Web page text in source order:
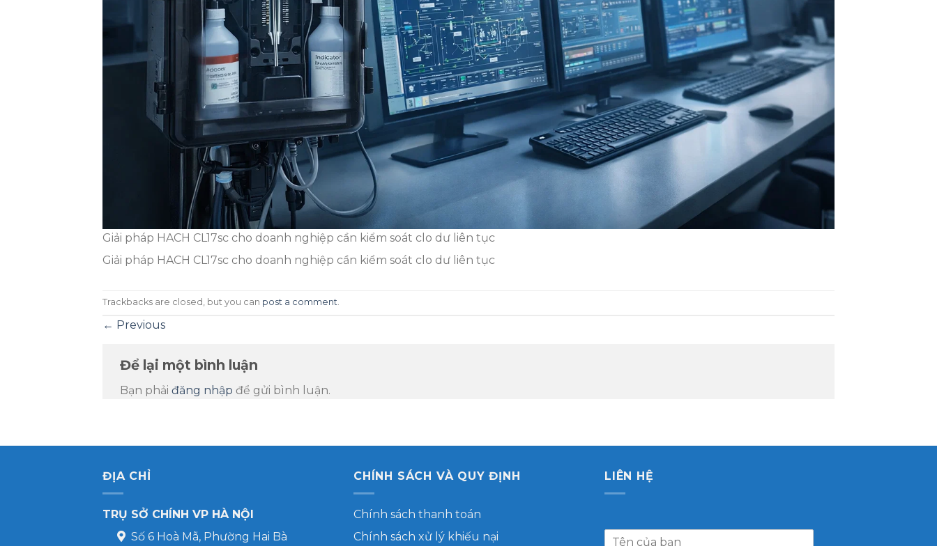
Giải pháp HACH CL17sc cho doanh nghiệp cần kiểm soát clo dư liên tục
Giải pháp HACH CL17sc cho doanh nghiệp cần kiểm soát clo dư liên tục
Trackbacks are closed, but you can post a comment
← Previous
Để lại một bình luận
Bạn phải đăng nhập để gửi bình luận.
ĐỊA CHỈ
TRỤ SỞ CHÍNH VP HÀ NỘI
Số 6 Hoà Mã, Phường Hai Bà
CHÍNH SÁCH VÀ QUY ĐỊNH
Chính sách thanh toán
Chính sách xử lý khiếu nại
LIÊN HỆ